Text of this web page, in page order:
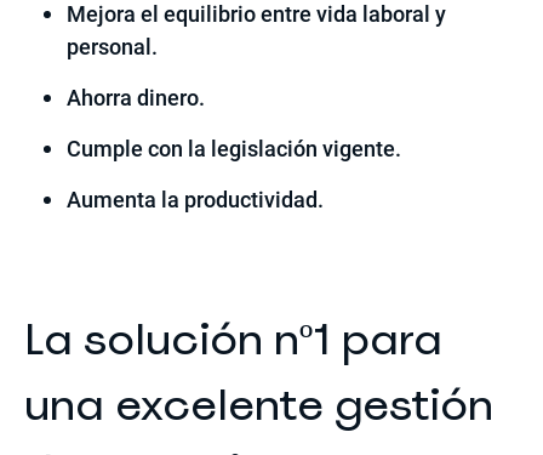
Mejora el equilibrio entre vida laboral y
personal.
Ahorra dinero.
Cumple con la legislación vigente.
Aumenta la productividad.
La solución nº1 para
una excelente gestión